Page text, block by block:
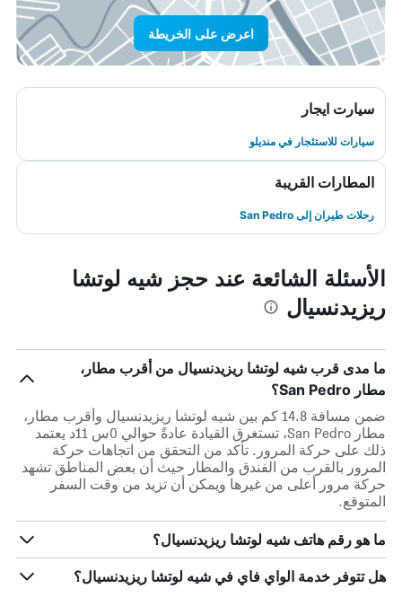
اعرض على الخريطة
سيارت ايجار
سيارات للاستئجار في منديلو
المطارات القريبة
رحلات طيران إلى San Pedro
الأسئلة الشائعة عند حجز شيه لوتشا
ريزيدنسيال
ما مدى قرب شيه لوتشا ريزيدنسيال من أقرب مطار،
مطار San Pedro؟
ضمن مسافة 14.8 كم بين شيه لوتشا ريزيدنسيال وأقرب مطار،
مطار San Pedro، تستغرق القيادة عادةً حوالي 0س 11د يعتمد
ذلك على حركة المرور. تأكد من التحقق من اتجاهات حركة
المرور بالقرب من الفندق والمطار حيث أن بعض المناطق تشهد
حركة مرور أعلى من غيرها ويمكن أن تزيد من وقت السفر
المتوقع.
ما هو رقم هاتف شيه لوتشا ريزيدنسيال؟
هل تتوفر خدمة الواي فاي في شيه لوتشا ريزيدنسيال؟